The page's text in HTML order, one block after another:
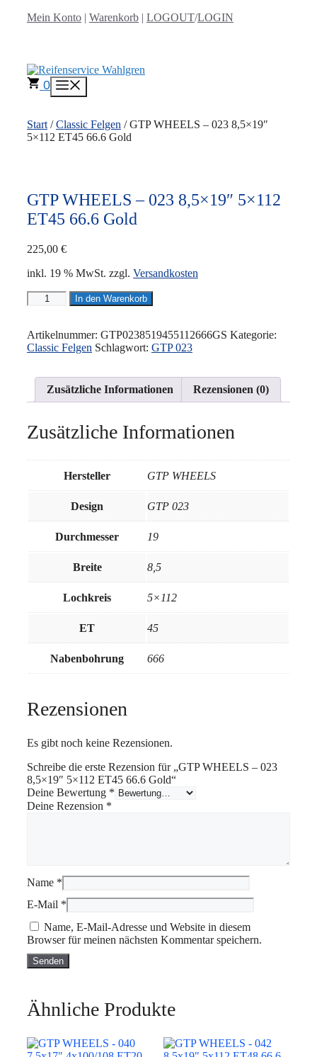
Mein Konto | Warenkorb | LOGOUT/LOGIN
0
Start /Classic Felgen / GTP WHEELS – 023 8,5×19″
5×112 ET45 66.6 Gold
GTP WHEELS – 023 8,5×19″ 5×112
ET45 66.6 Gold
225,00 €
inkl. 19 % MwSt. zzgl. Versandkosten
GTP
WHEELS
023
8,5x19"
Gold
In den Warenkorb
Artikelnummer: GTP0238519455112666GS Kategorie:
Classic Felgen Schlagwort: GTP 023
Zusätzliche Informationen Rezensionen (0)
Zusätzliche Informationen
Hersteller GTP WHEELS
Design GTP 023
Durchmesser 19
Breite 8,5
Lochkreis 5×112
ET 45
Nabenbohrung 666
Rezensionen
Es gibt noch keine Rezensionen.
Schreibe die erste Rezension für „GTP WHEELS – 023
8,5×19″ 5×112 ET45 66.6 Gold“
Deine Bewertung *
Deine Rezension *
Name *
E-Mail *
Name, E-Mail-Adresse und Website in diesem
Browser für meinen nächsten Kommentar speichern.
Ähnliche Produkte